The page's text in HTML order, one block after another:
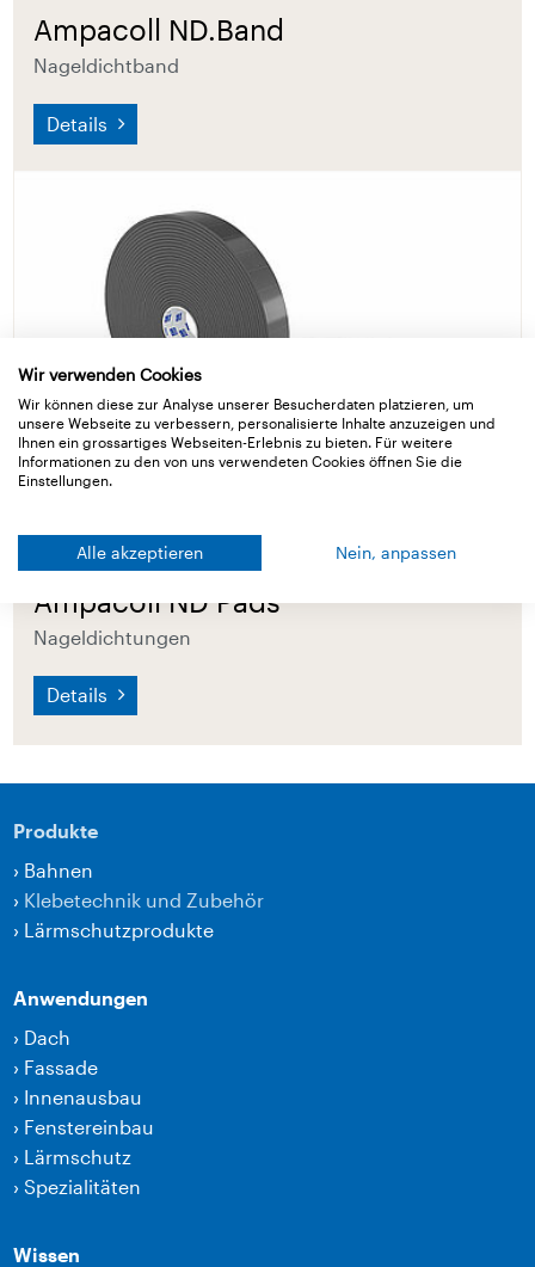
Ampacoll ND.Band
Nageldichtband
Details
Ampacoll ND Pads
Nageldichtungen
Details
Produkte
› Bahnen
› Klebetechnik und Zubehör
› Lärmschutzprodukte
Anwendungen
› Dach
› Fassade
› Innenausbau
› Fenstereinbau
› Lärmschutz
›Spezialitäten
Wissen
Wir verwenden Cookies
Wir können diese zur Analyse unserer Besucherdaten platzieren, um
unsere Webseite zu verbessern, personalisierte Inhalte anzuzeigen und
Ihnen ein grossartiges Webseiten-Erlebnis zu bieten. Für weitere
Informationen zu den von uns verwendeten Cookies öffnen Sie die
Einstellungen.
Alle akzeptieren Nein, anpassen